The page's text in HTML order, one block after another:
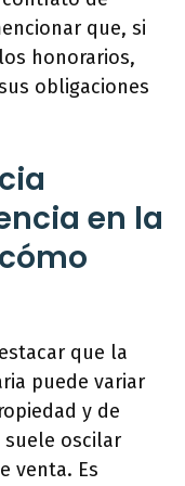
que, si
honorarios,
obligaciones
en la
que la
puede variar
y de
suele oscilar
venta. Es